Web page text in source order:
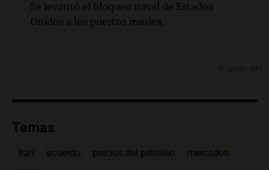
Se levantó el bloqueo naval de Estados
Unidos a los puertos iraníes.
Temas
Irán acuerdo precios del petróleo mercados